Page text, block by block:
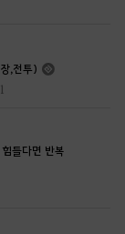
,전투)
들다면 반복